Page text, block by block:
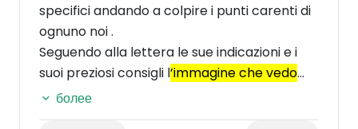
specifici andando a colpire i punti carenti di
ognuno noi .
Seguendo alla lettera le sue indicazioni e i
suoi preziosi consigli l’immagine che vedo
riflessa nello specchio inizia a piacermi
более